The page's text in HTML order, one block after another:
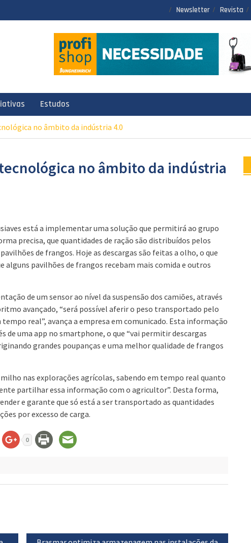
Newsletter Revista
Estudos
no âmbito da indústria 4.0
no âmbito da indústria
está a implementar uma solução que permitirá ao grupo
precisa, que quantidades de ração são distribuídos pelos
de frangos. Hoje as descargas são feitas a olho, o que
alguns pavilhões de frangos recebam mais comida e outros
de um sensor ao nível da suspensão dos camiões, através
avançado, “será possível aferir o peso transportado pelo
tempo real”, avança a empresa em comunicado. Esta informação
uma app no smartphone, o que “vai permitir descargas
grandes poupanças e uma melhor qualidade de frangos
nas explorações agrícolas, sabendo em tempo real quanto
partilhar essa informação com o agricultor”. Desta forma,
e garante que só está a ser transportado as quantidades
por excesso de carga.
0